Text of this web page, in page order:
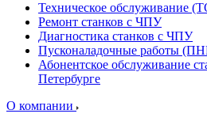
Техническое обслуживание
Ремонт станков с ЧПУ
Диагностика станков с ЧПУ
Пусконаладочные работы
Абонентское обслуживание
Петербурге
О компании